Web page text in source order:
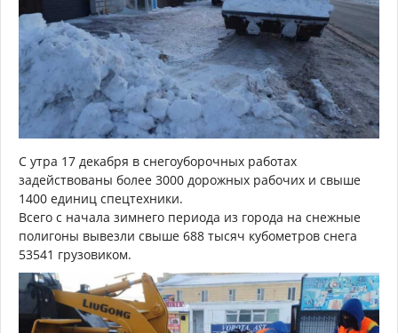
С утра 17 декабря в снегоуборочных работах
задействованы более 3000 дорожных рабочих и свыше
1400 единиц спецтехники.
Всего с начала зимнего периода из города на снежные
полигоны вывезли свыше 688 тысяч кубометров снега
53541 грузовиком.